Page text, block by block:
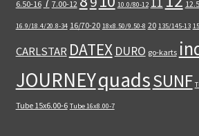
6.50-16 7.00-12 10.0/80-12
16.9/18.4/20.8-34 16/70-20 18x8.50/9.50-8 20 135/145-13
CARLSTAR DATEX DURO go-karts
JOURNEYquadsSUNF
Tube 15x6.00-6 Tube 16x8.00-7